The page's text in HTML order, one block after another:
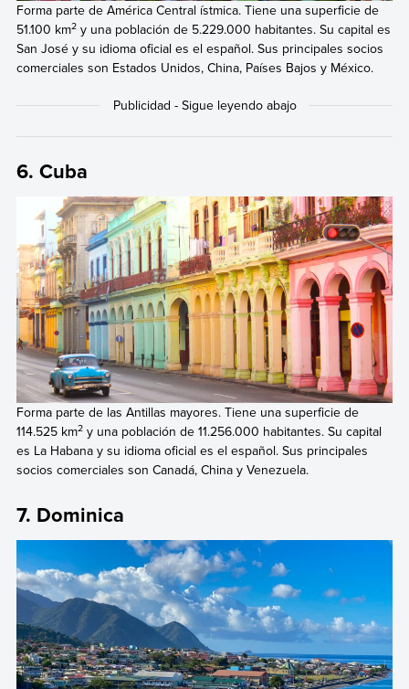
Forma parte de América Central ístmica. Tiene una superficie de
51.100 km2y una población de 5.229.000 habitantes. Su capital es
San José y su idioma oficial es el español. Sus principales socios
comerciales son Estados Unidos, China, Países Bajos y México.
6. Cuba
Forma parte de las Antillas mayores. Tiene una superficie de
114.525 km2y una población de 11.256.000 habitantes. Su capital
es La Habana y su idioma oficial es el español. Sus principales
socios comerciales son Canadá, China y Venezuela.
7. Dominica